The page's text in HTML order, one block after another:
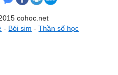
cohoc.net
- Bói sim -Thần số học